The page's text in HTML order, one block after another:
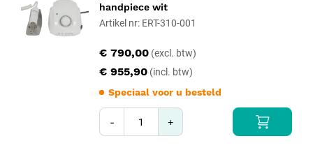
handpiece wit
Artikel nr: ERT-310-001
€ 955,90
€ 790,00
Speciaal voor u besteld
- +